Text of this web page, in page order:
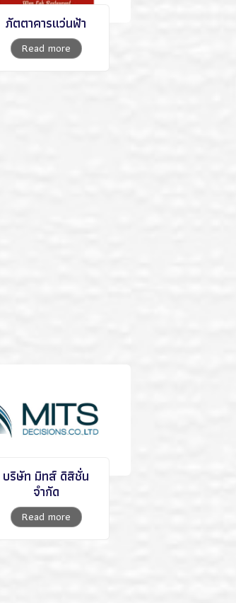
ภัตตาคารแว่นฟ้า
Read more
บริษัท มิทส์ ดิสิชั่น
จำกัด
Read more